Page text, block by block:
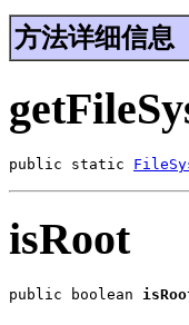
方法详细信息
public static
isRoot
public boolean